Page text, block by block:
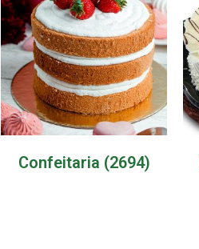
Confeitaria (2694)